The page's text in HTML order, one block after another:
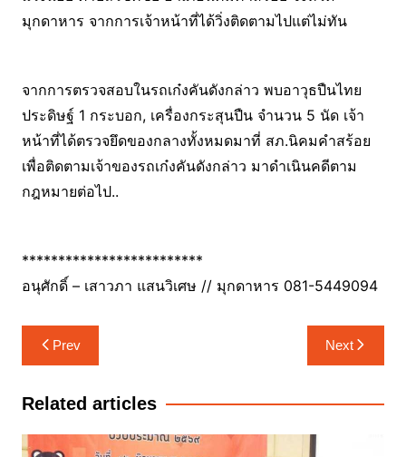
มุกดาหาร จากการเจ้าหน้าที่ได้วิ่งติดตามไปแต่ไม่ทัน
จากการตรวจสอบในรถเก๋งคันดังกล่าว พบอาวุธปืนไทย
ประดิษฐ์ 1 กระบอก, เครื่องกระสุนปืน จำนวน 5 นัด เจ้า
หน้าที่ได้ตรวจยึดของกลางทั้งหมดมาที่ สภ.นิคมคำสร้อย
เพื่อติดตามเจ้าของรถเก๋งคันดังกล่าว มาดำเนินคดีตาม
กฎหมายต่อไป..
*************************
อนุศักดิ์ – เสาวภา แสนวิเศษ // มุกดาหาร 081-5449094
แนะแนว
เรื่อง
Prev Next
Related articles